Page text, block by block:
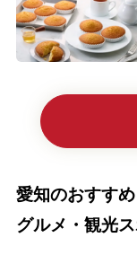
愛知のおすすめ
グルメ・観光